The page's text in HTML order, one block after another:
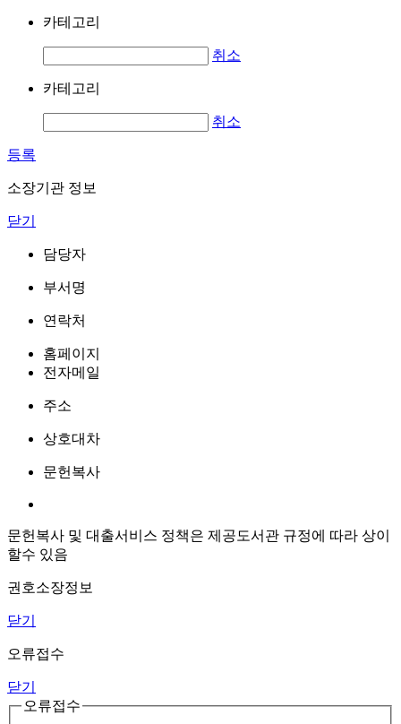
카테고리
취소
카테고리
취소
등록
소장기관 정보
닫기
담당자
부서명
연락처
홈페이지
전자메일
주소
상호대차
문헌복사
문헌복사 및 대출서비스 정책은 제공도서관 규정에 따라 상이
할수 있음
권호소장정보
닫기
오류접수
닫기
오류접수